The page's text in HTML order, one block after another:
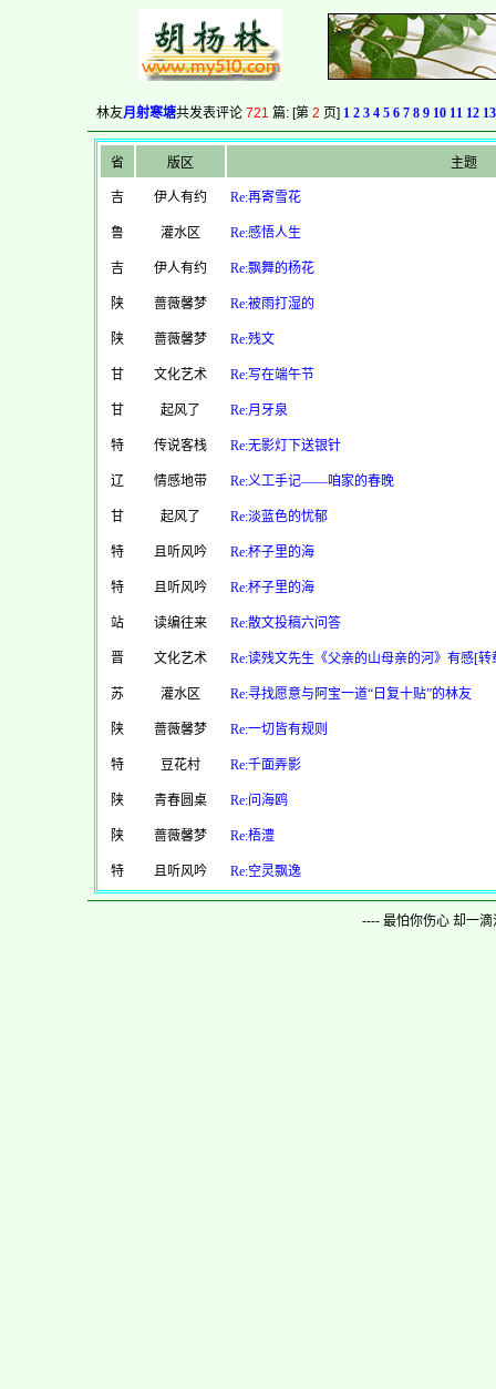
林友月射寒塘共发表评论 721 篇: [第 2 页] 1 2 3 4 5 6 7 8 9 10 11 12 13
省 版区 主题
吉 伊人有约 Re:再寄雪花
鲁 灌水区 Re:感悟人生
吉 伊人有约 Re:飘舞的杨花
陕 蔷薇馨梦 Re:被雨打湿的
陕 蔷薇馨梦 Re:残文
甘 文化艺术 Re:写在端午节
甘 起风了 Re:月牙泉
特 传说客栈 Re:无影灯下送银针
辽 情感地带 Re:义工手记——咱家的春晚
甘 起风了 Re:淡蓝色的忧郁
特 且听风吟 Re:杯子里的海
特 且听风吟 Re:杯子里的海
站 读编往来 Re:散文投稿六问答
晋 文化艺术 Re:读残文先生《父亲的山母亲的河》有感[转
苏 灌水区 Re:寻找愿意与阿宝一道“日复十贴”的林友
陕 蔷薇馨梦 Re:一切皆有规则
特 豆花村 Re:千面弄影
陕 青春圆桌 Re:问海鸥
陕 蔷薇馨梦 Re:梧澧
特 且听风吟 Re:空灵飘逸
---- 最怕你伤心 却一